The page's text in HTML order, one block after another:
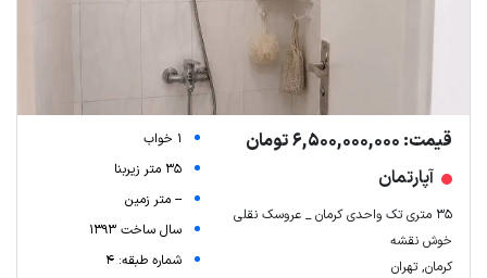
قیمت: 6,500,000,000 تومان
آپارتمان
۳۵ متری تک واحدی کرمان _ عروسک نقلی
خوش نقشه
کرمان, تهران
1 خواب
35 متر زیربنا
-- متر زمین
سال ساخت 1393
شماره طبقه: 4